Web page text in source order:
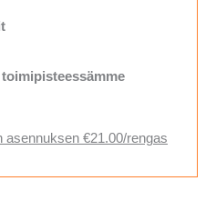
€21.00/rengas